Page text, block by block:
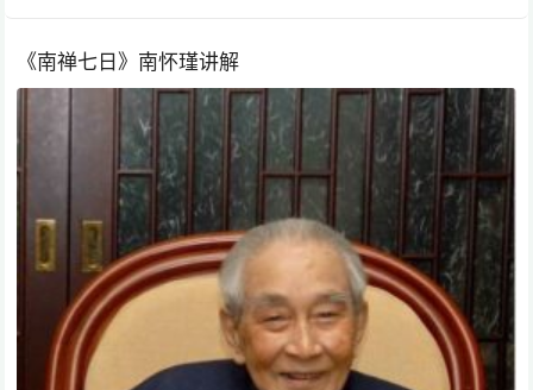
《南禅七日》南怀瑾讲解